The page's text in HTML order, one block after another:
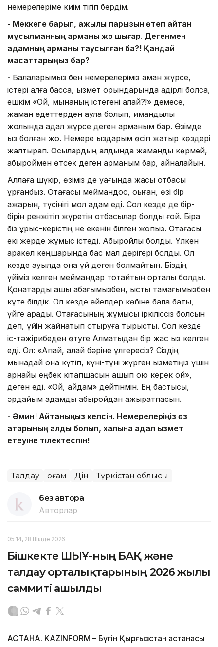
немерелеріме киім тігіп бердім.
- Меккеге барып, қажылық парызын өтеп қайтқан
мұсылманның арманы жоқ шығар. Дегенмен
адамның арманы таусылған ба?! Қандай
мақсаттарыңыз бар?
- Балаларымыз бен немерелеріміз аман жүрсе,
істері алға басса, қызмет орындарында қадірлі болса,
ешкім «Ой, мынаның істегені қалай?!» демесе,
жаман әдеттерден аулақ болып, имандылық
жолында адал жүрсе деген арманым бар. Өзімде
қыз болған жоқ. Немере қыздарым өсіп жатыр көздері
жалтырап. Осылардың алдында жамандық көрмей,
абыроймен өтсек деген арманым бар, айналайын.
Аллаға шүкір, өзіміз де уағында жақсы отбасы
құрғанбыз. Отағасы меймандос, оқыған, өзі бір
ақжарқын, түсінігі мол адам еді. Сол кезде де бір-
бірін ренжітіп жүретін отбасылар болды ғой. Бірақ
біз ұрыс-керістің не екенін білген жоқпыз. Отағасы
екі жерде жұмыс істеді. Абыройлы болды. Үлкен
қаракөл кеңшарында бас мал дәрігері болды. Ол
кезде ауылда қонақ үй деген болмайтын. Біздің
үйіміз келген меймандар тоқтайтын орталық болды.
Қонақтарды ашық қабағымызбен, ыстық тамағымызбен
күте білдік. Ол кезде әйелдер көбіне бала бақты,
үйге қарады. Отағасының жұмысы іркіліссіз болсын
деп, үйін жайнатып отыруға тырысты. Сол кезде
іс-тәжірибеден өтуге Алматыдан бір жас қыз келген
еді. Ол: «Апай, қалай бәріне үлгересіз? Сіздің
мынадай қонақ күтіп, күні-түні жүрген қызметіңіз үшін
арнайы еңбек кітапшасын ашып қою керек қой»,
деген еді. «Ой, қайдам» дейтінмін. Ең бастысы,
әрдайым адамды абыройдан ажыратпасын.
- Әмин! Айтқаныңыз келсін. Немерелеріңіз өз
қатарының алды болып, халқына адал қызмет
етеуіне тілектеспін!
Талдау Қоғам Дін Түркістан облысы
без автора
Авторлар
05:14, 28 Шілде 2026
Бішкекте ШЫҰ-ның БАҚ және
талдау орталықтарының 2026 жылғы
саммиті ашылды
АСТАНА. KAZINFORM – Бүгін Қырғызстан астанасы